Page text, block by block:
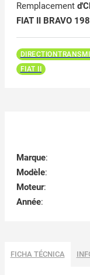
Remplacement
FIAT II BRAVO 198
FIAT II
Marque:
Modèle:
Moteur:
Année:
FICHA TÉCNICA